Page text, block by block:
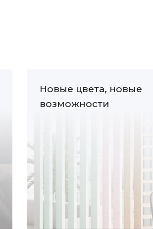
Новые цвета, новые
возможности